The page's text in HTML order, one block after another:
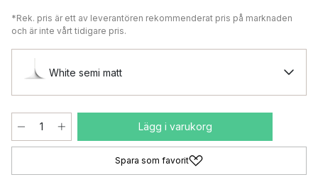
*Rek. pris är ett av leverantören rekommenderat pris på marknaden
och är inte vårt tidigare pris.
White semi matt
Lägg i varukorg
Spara som favorit